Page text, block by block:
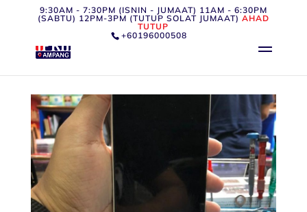
9:30AM - 7:30PM (ISNIN - JUMAAT) 11AM - 6:30PM
(SABTU) 12PM-3PM (TUTUP SOLAT JUMAAT) AHAD
TUTUP
+60196000508